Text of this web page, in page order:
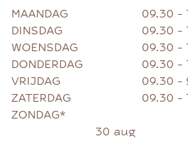
MAANDAG
09.30 -
DINSDAG
09.30 -
WOENSDAG
09.30 -
DONDERDAG
09.30 -
VRIJDAG
09.30 -
ZATERDAG
09.30 -
ZONDAG*
30 aug